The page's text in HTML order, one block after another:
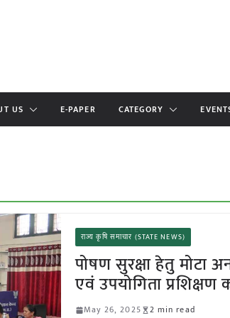
US E-PAPER CATEGORY
राज्य कृषि समाचार (STATE NEWS)
पोषण सुरक्षा हेतु मोटा
एवं उपयोगिता
May 26, 2025
2 min read